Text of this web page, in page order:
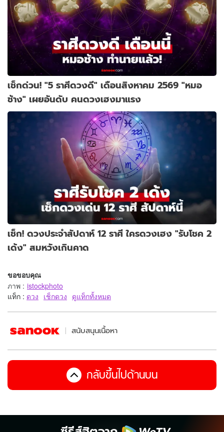
เช็กด่วน! "5 ราศีดวงดี" เดือนสิงหาคม 2569 "หมอ
ช้าง" เผยอันดับ คนดวงเฮงมาแรง
เช็ก! ดวงประจำสัปดาห์ 12 ราศี ใครดวงเฮง "รับโชค 2
เด้ง" สมหวังเกินคาด
ขอขอบคุณ
ภาพ : istockphoto
แท็ก : ดวง เช็กดวง ดูแท็กทั้งหมด
สนับสนุนเนื้อหา
กลับขึ้นไปด้านบน